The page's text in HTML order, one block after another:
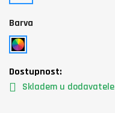
Barva
Dostupnost:
Skladem u dodavatele